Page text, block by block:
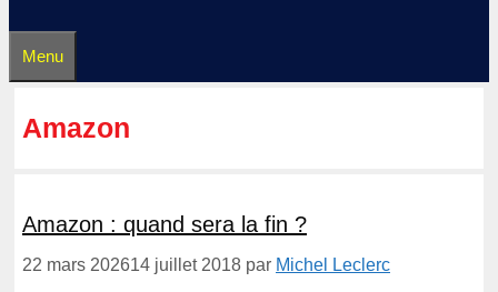
Menu
Amazon
Amazon : quand sera la fin ?
22 mars 202614 juillet 2018 par Michel Leclerc